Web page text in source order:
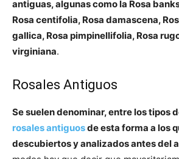
antiguas, algunas como la Rosa
Rosa centifolia, Rosa damascena,
gallica, Rosa pimpinellifolia, Rosa
virginiana.
Rosales Antiguos
Se suelen denominar, entre los tipos
rosales antiguosde esta forma a los
descubiertos y analizados antes del